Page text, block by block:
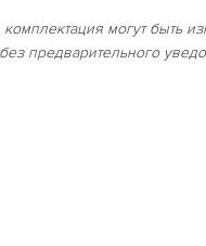
комплектация могут быть
предварительного